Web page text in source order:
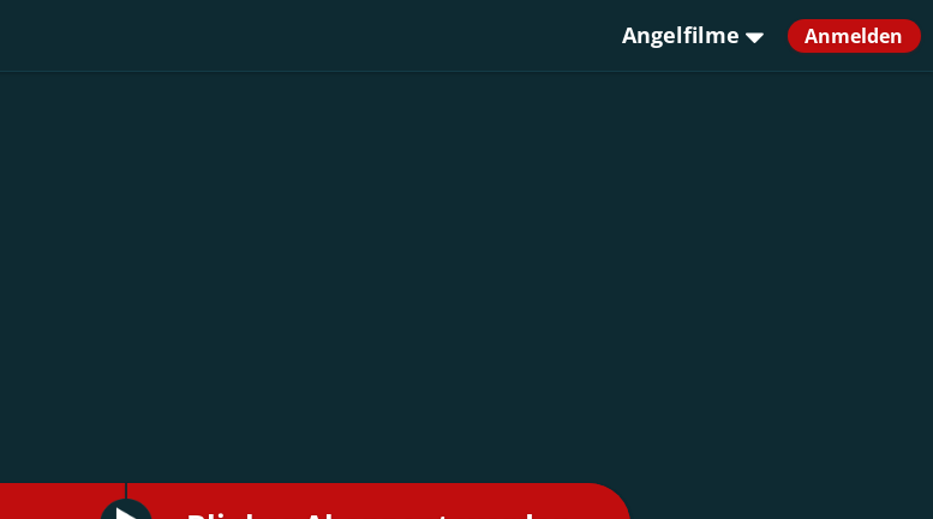
Angelfilme Anmelden